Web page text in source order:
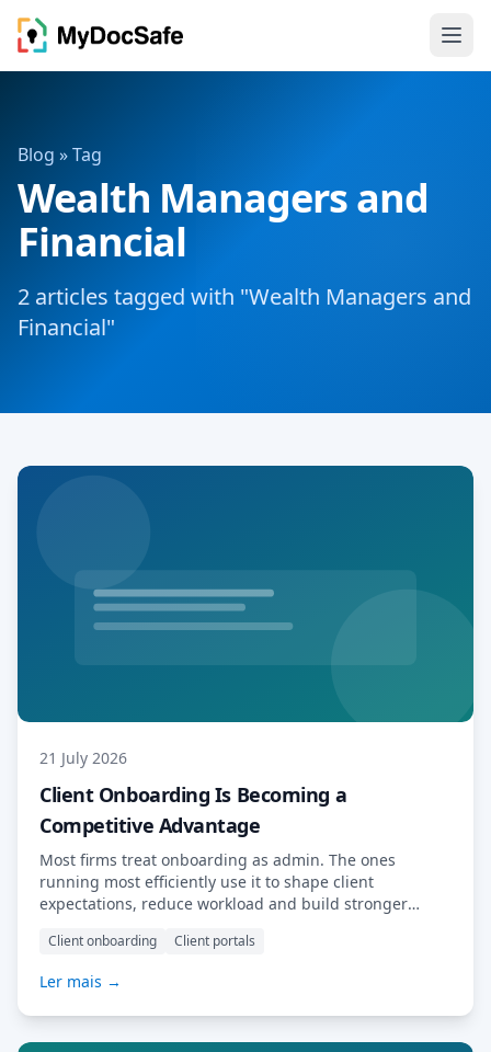
Blog » Tag
Wealth Managers and
Financial
2 articles tagged with "Wealth Managers and
Financial"
21 July 2026
Client Onboarding Is Becoming a
Competitive Advantage
Most firms treat onboarding as admin. The ones
running most efficiently use it to shape client
expectations, reduce workload and build stronger
Client onboarding Client portals
Ler mais →